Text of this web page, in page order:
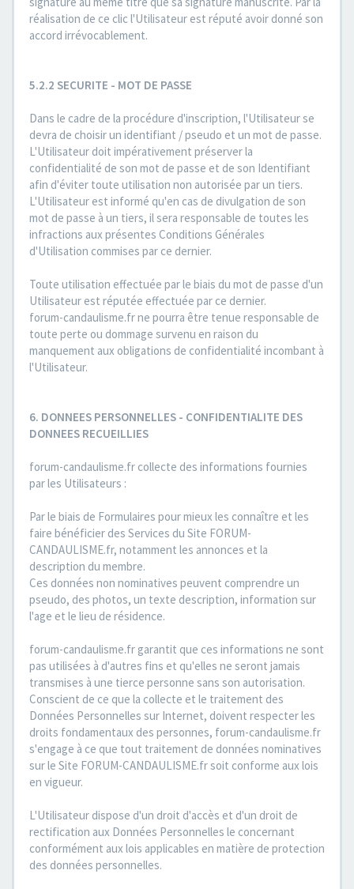
réalisation de ce clic l'Utilisateur est réputé avoir donné son
accord irrévocablement.
5.2.2 SECURITE - MOT DE PASSE
Dans le cadre de la procédure d'inscription, l'Utilisateur se
devra de choisir un identifiant / pseudo et un mot de passe.
L'Utilisateur doit impérativement préserver la
confidentialité de son mot de passe et de son Identifiant
afin d'éviter toute utilisation non autorisée par un tiers.
L'Utilisateur est informé qu'en cas de divulgation de son
mot de passe à un tiers, il sera responsable de toutes les
infractions aux présentes Conditions Générales
d'Utilisation commises par ce dernier.
Toute utilisation effectuée par le biais du mot de passe d'un
Utilisateur est réputée effectuée par ce dernier.
forum-candaulisme.fr ne pourra être tenue responsable de
toute perte ou dommage survenu en raison du
manquement aux obligations de confidentialité incombant à
l'Utilisateur.
6. DONNEES PERSONNELLES - CONFIDENTIALITE DES
DONNEES RECUEILLIES
forum-candaulisme.fr collecte des informations fournies
par les Utilisateurs :
Par le biais de Formulaires pour mieux les connaître et les
faire bénéficier des Services du Site FORUM-
CANDAULISME.fr, notamment les annonces et la
description du membre.
Ces données non nominatives peuvent comprendre un
pseudo, des photos, un texte description, information sur
l'age et le lieu de résidence.
forum-candaulisme.fr garantit que ces informations ne sont
pas utilisées à d'autres fins et qu'elles ne seront jamais
transmises à une tierce personne sans son autorisation.
Conscient de ce que la collecte et le traitement des
Données Personnelles sur Internet, doivent respecter les
droits fondamentaux des personnes, forum-candaulisme.fr
s'engage à ce que tout traitement de données nominatives
sur le Site FORUM-CANDAULISME.fr soit conforme aux lois
en vigueur.
L'Utilisateur dispose d'un droit d'accès et d'un droit de
rectification aux Données Personnelles le concernant
conformément aux lois applicables en matière de protection
des données personnelles.